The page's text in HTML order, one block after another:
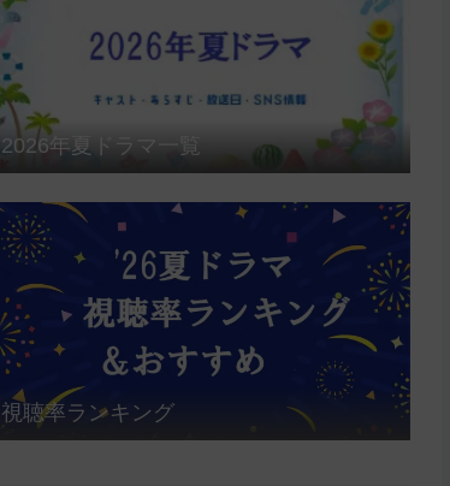
2026年夏ドラマ一覧
視聴率ランキング